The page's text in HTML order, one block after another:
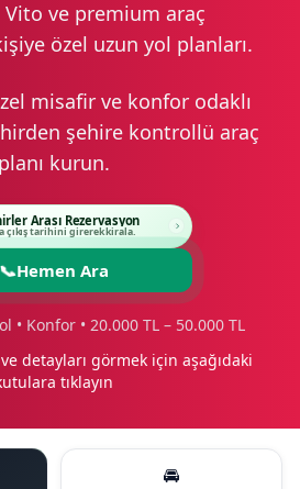
Vito ve premium araç
özel uzun yol planları.
misafir ve konfor odaklı
şehire kontrollü araç
planı kurun.
Arası Rezervasyon
çıkış tarihini girerek kirala.
📞Hemen Ara
• Konfor • 20.000 TL – 50.000 TL
detayları görmek için aşağıdaki
tıklayın
🚘